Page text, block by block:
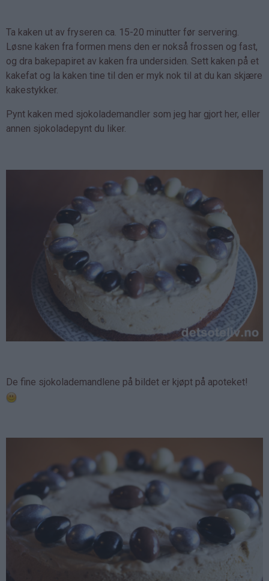
Ta kaken ut av fryseren ca. 15-20 minutter før servering.
Løsne kaken fra formen mens den er nokså frossen og fast,
og dra bakepapiret av kaken fra undersiden. Sett kaken på et
kakefat og la kaken tine til den er myk nok til at du kan skjære
kakestykker.
Pynt kaken med sjokolademandler som jeg har gjort her, eller
annen sjokoladepynt du liker.
De fine sjokolademandlene på bildet er kjøpt på apoteket!